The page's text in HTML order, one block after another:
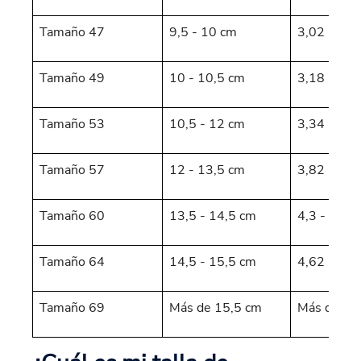
Tamaño 47 9,5 - 10 cm 3,02 -
Tamaño 49 10 - 10,5 cm 3,18 -
Tamaño 53 10,5 - 12 cm 3,34 -
Tamaño 57 12 - 13,5 cm 3,82 - 4,3
Tamaño 60 13,5 - 14,5 cm 4,3 - 4,62
Tamaño 64 14,5 - 15,5 cm 4,62 -
Tamaño 69 Más de 15,5 cm Más de